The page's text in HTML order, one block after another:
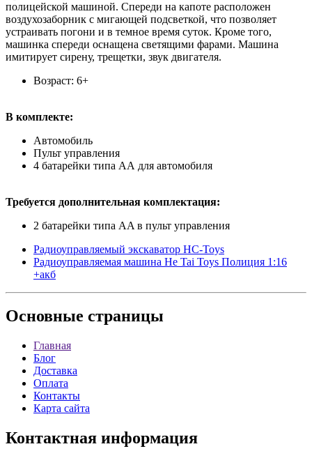
полицейской машиной. Спереди на капоте расположен
воздухозаборник с мигающей подсветкой, что позволяет
устраивать погони и в темное время суток. Кроме того,
машинка спереди оснащена светящими фарами. Машина
имитирует сирену, трещетки, звук двигателя.
Возраст: 6+
В комплекте:
Автомобиль
Пульт управления
4 батарейки типа АА для автомобиля
Требуется дополнительная комплектация:
2 батарейки типа AA в пульт управления
Радиоуправляемый экскаватор HC-Toys
Радиоуправляемая машина He Tai Toys Полиция 1:16
+акб
Основные страницы
Главная
Блог
Доставка
Оплата
Контакты
Карта сайта
Контактная информация